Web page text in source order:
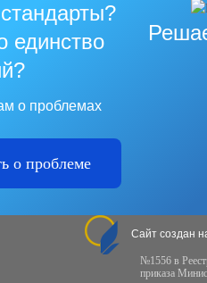
единство
о проблемах
о проблеме
Сайт создан
№1556 в
приказа